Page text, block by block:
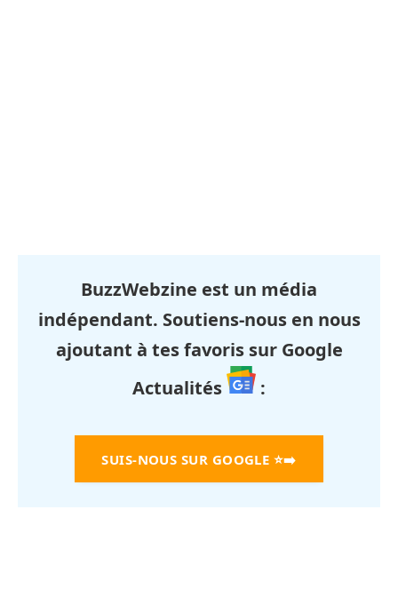
BuzzWebzine est un média
indépendant. Soutiens-nous en nous
ajoutant à tes favoris sur Google
Actualités
:
SUIS-NOUS SUR GOOGLE ⭐➡️